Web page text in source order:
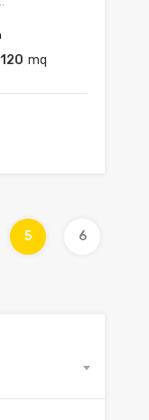
120 mq
5 6